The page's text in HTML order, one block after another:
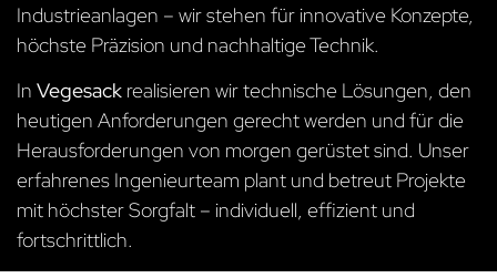
Industrieanlagen – wir stehen für innovative Konzepte,
höchste Präzision und nachhaltige Technik.
In Vegesack realisieren wir technische Lösungen, den
heutigen Anforderungen gerecht werden und für die
Herausforderungen von morgen gerüstet sind. Unser
erfahrenes Ingenieurteam plant und betreut Projekte
mit höchster Sorgfalt – individuell, effizient und
fortschrittlich.